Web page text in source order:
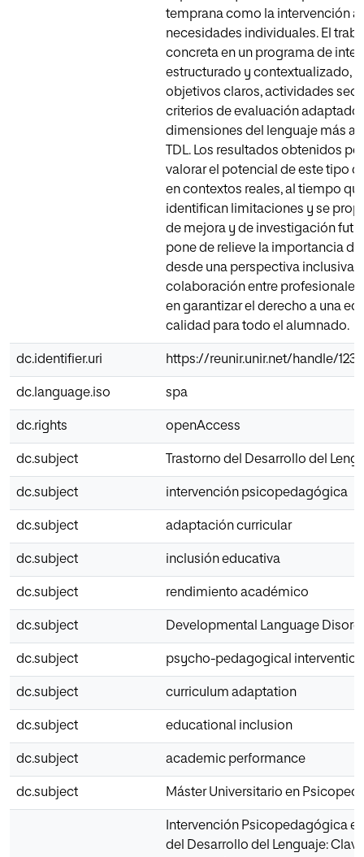
temprana como la intervención
necesidades individuales. El
concreta en un programa de
estructurado y contextualizado,
objetivos claros, actividades
criterios de evaluación
dimensiones del lenguaje más
TDL. Los resultados obtenidos
valorar el potencial de este tipo
en contextos reales, al tiempo
identifican limitaciones y se
de mejora y de investigación
pone de relieve la importancia de
desde una perspectiva inclusiva,
colaboración entre profesionales
en garantizar el derecho a una
calidad para todo el alumnado.
dc.identifier.uri https://reunir.unir.net/handle/
dc.language.iso spa
dc.rights openAccess
dc.subject Trastorno del Desarrollo del
dc.subject intervención psicopedagógica
dc.subject adaptación curricular
dc.subject inclusión educativa
dc.subject rendimiento académico
dc.subject Developmental Language
dc.subject psycho-pedagogical intervention
dc.subject curriculum adaptation
dc.subject educational inclusion
dc.subject academic performance
dc.subject Máster Universitario en
Intervención Psicopedagógica
del Desarrollo del Lenguaje: